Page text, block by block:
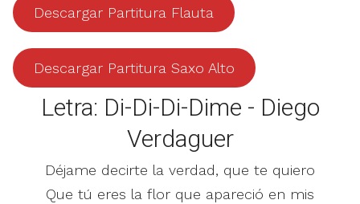
Descargar Partitura Flauta
Descargar Partitura Saxo Alto
Letra: Di-Di-Di-Dime - Diego
Verdaguer
Déjame decirte la verdad, que te quiero
Que tú eres la flor que apareció en mis